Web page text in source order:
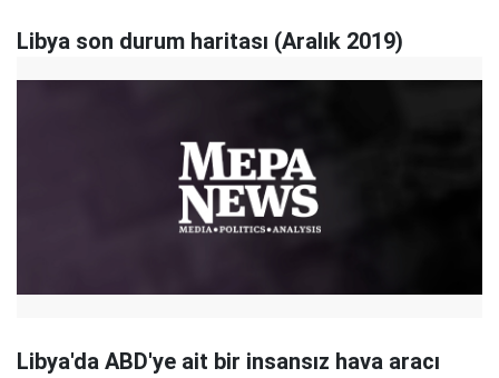
Libya son durum haritası (Aralık 2019)
Libya'da ABD'ye ait bir insansız hava aracı